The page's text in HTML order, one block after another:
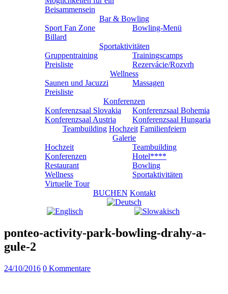
Beisammensein
Bar & Bowling
Sport Fan Zone
Bowling-Menü
Billard
Sportaktivitäten
Gruppentraining
Trainingscamps
Preisliste
Rezervácie/Rozvrh
Wellness
Saunen und Jacuzzi
Massagen
Preisliste
Konferenzen
Konferenzsaal Slovakia
Konferenzsaal Bohemia
Konferenzsaal Austria
Konferenzsaal Hungaria
Teambuilding Hochzeit Familienfeiern
Galerie
Hochzeit
Teambuilding
Konferenzen
Hotel****
Restaurant
Bowling
Wellness
Sportaktivitäten
Virtuelle Tour
BUCHEN Kontakt
ponteo-activity-park-bowling-drahy-a-
gule-2
24/10/2016 0 Kommentare